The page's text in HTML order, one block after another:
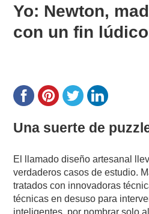
Yo: Newton,
con un fin lúdico
Una suerte de
El llamado diseño artesanal
verdaderos casos de estudio.
tratados con innovadoras
técnicas en desuso para
inteligentes, por nombrar solo